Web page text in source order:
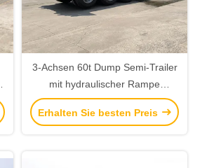
3-Achsen 60t Dump Semi-Trailer
mit hydraulischer Rampe
Niedrigbett-Trailer und 4/5/6mm
dicken Gitterplatte
Erhalten Sie besten Preis